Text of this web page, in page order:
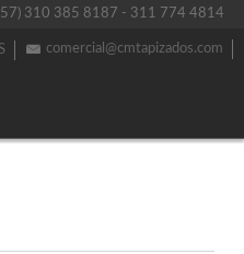
310 385 8187 - 311 774 4814
comercial@cmtapizados.com